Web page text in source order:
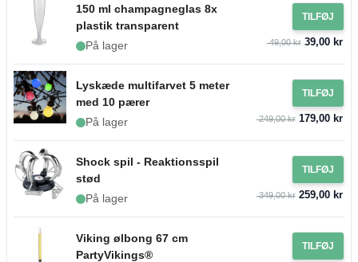
150 ml champagneglas 8x
plastik transparent
På lager
TILFØJ
49,00 kr39,00 kr
Lyskæde multifarvet 5 meter
med 10 pærer
På lager
TILFØJ
249,00 kr179,00 kr
Shock spil - Reaktionsspil
stød
På lager
TILFØJ
349,00 kr259,00 kr
Viking ølbong 67 cm
PartyVikings®
TILFØJ